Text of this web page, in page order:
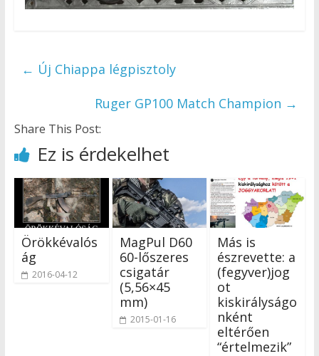
← Új Chiappa légpisztoly
Ruger GP100 Match Champion →
Share This Post:
Ez is érdekelhet
Örökkévalós
ág
2016-04-12
MagPul D60
60-lőszeres
csigatár
(5,56×45
mm)
2015-01-16
Más is
észrevette: a
(fegyver)jog
ot
kiskirályságo
nként
eltérően
“értelmezik”